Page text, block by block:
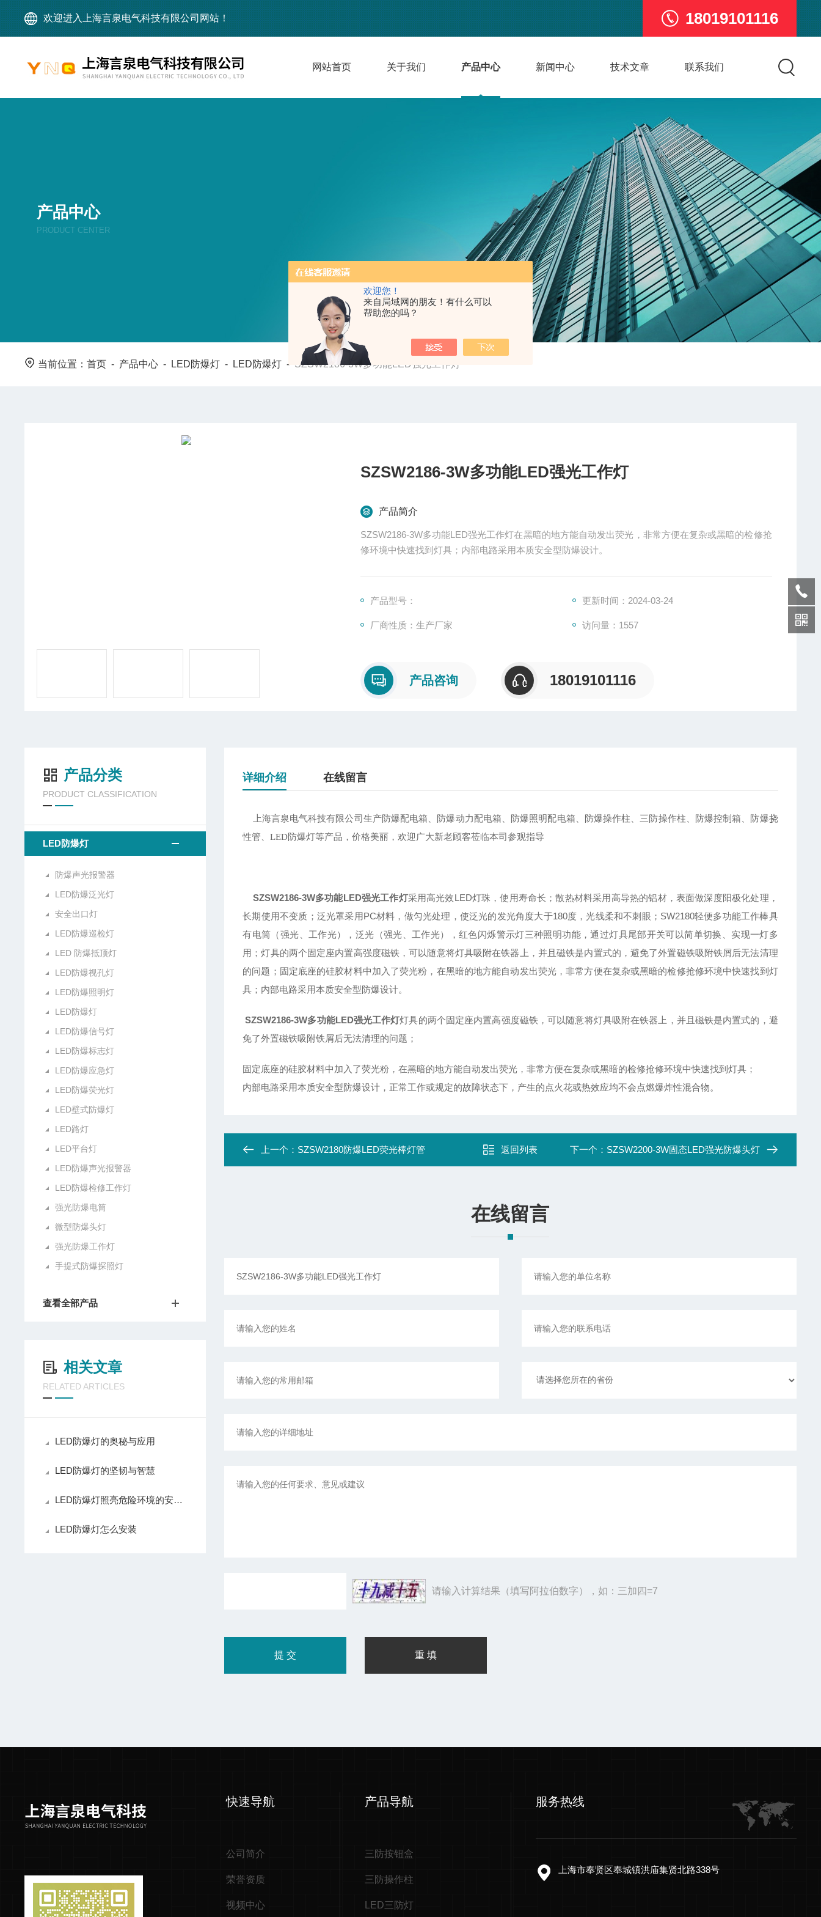
欢迎您！
来自局域网的朋友！有什么可以
帮助您的吗？
欢迎进入上海言泉电气科技有限公司网站！ 18019101116
网站首页 关于我们 产品中心 新闻中心 技术文章 联系我们
产品中心
PRODUCT CENTER
当前位置：首页 - 产品中心 - LED防爆灯 - LED防爆灯 - SZSW2186-3W多功能LED强光工作灯
SZSW2186-3W多功能LED强光工作灯
产品简介
SZSW2186-3W多功能LED强光工作灯在黑暗的地方能自动发出荧光，非常方便在复杂或黑暗的检修抢
修环境中快速找到灯具；内部电路采用本质安全型防爆设计。
产品型号： 更新时间：2024-03-24
厂商性质：生产厂家 访问量：1557
产品咨询 18019101116
产品分类
PRODUCT CLASSIFICATION
LED防爆灯
防爆声光报警器
LED防爆泛光灯
安全出口灯
LED防爆巡检灯
LED 防爆抵顶灯
LED防爆视孔灯
LED防爆照明灯
LED防爆灯
LED防爆信号灯
LED防爆标志灯
LED防爆应急灯
LED防爆荧光灯
LED壁式防爆灯
LED路灯
LED平台灯
LED防爆声光报警器
LED防爆检修工作灯
强光防爆电筒
微型防爆头灯
强光防爆工作灯
手提式防爆探照灯
查看全部产品
相关文章
RELATED ARTICLES
LED防爆灯的奥秘与应用
LED防爆灯的坚韧与智慧
LED防爆灯照亮危险环境的安全之光
LED防爆灯怎么安装
详细介绍 在线留言
上海言泉电气科技有限公司生产防爆配电箱、防爆动力配电箱、防爆照明配电箱、防爆操作柱、三防操作柱、防爆控制箱、防爆挠
性管、LED防爆灯等产品，价格美丽，欢迎广大新老顾客莅临本司参观指导
SZSW2186-3W多功能LED强光工作灯采用高光效LED灯珠，使用寿命长；散热材料采用高导热的铝材，表面做深度阳极化处理，
长期使用不变质；泛光罩采用PC材料，做匀光处理，使泛光的发光角度大于180度，光线柔和不刺眼；SW2180轻便多功能工作棒具
有电筒（强光、工作光），泛光（强光、工作光），红色闪烁警示灯三种照明功能，通过灯具尾部开关可以简单切换、实现一灯多
用；灯具的两个固定座内置高强度磁铁，可以随意将灯具吸附在铁器上，并且磁铁是内置式的，避免了外置磁铁吸附铁屑后无法清理
的问题；固定底座的硅胶材料中加入了荧光粉，在黑暗的地方能自动发出荧光，非常方便在复杂或黑暗的检修抢修环境中快速找到灯
具；内部电路采用本质安全型防爆设计。
SZSW2186-3W多功能LED强光工作灯灯具的两个固定座内置高强度磁铁，可以随意将灯具吸附在铁器上，并且磁铁是内置式的，避
免了外置磁铁吸附铁屑后无法清理的问题；
固定底座的硅胶材料中加入了荧光粉，在黑暗的地方能自动发出荧光，非常方便在复杂或黑暗的检修抢修环境中快速找到灯具；
内部电路采用本质安全型防爆设计，正常工作或规定的故障状态下，产生的点火花或热效应均不会点燃爆炸性混合物。
上一个： SZSW2180防爆LED荧光棒灯管 返回列表 下一个： SZSW2200-3W固态LED强光防爆头灯
在线留言
请输入计算结果（填写阿拉伯数字），如：三加四=7
快速导航
公司简介
荣誉资质
视频中心
产品导航
三防按钮盒
三防操作柱
LED三防灯
服务热线
上海市奉贤区奉城镇洪庙集贤北路338号